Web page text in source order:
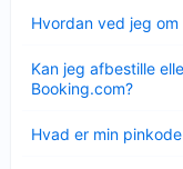
Hvordan ved jeg
Kan jeg afbestille
Booking.com?
Hvad er min